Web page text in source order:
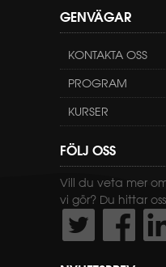
GENVÄGAR
KONTAKTA OSS
PROGRAM
KURSER
FÖLJ OSS
Vill du veta mer
vi gör? Du hittar